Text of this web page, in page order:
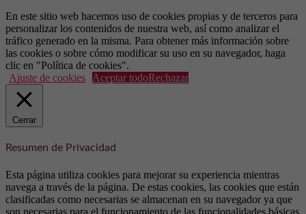
En este sitio web hacemos uso de cookies propias y de terceros para
personalizar los contenidos de nuestra web, así como analizar el
tráfico generado en la misma. Para obtener más información sobre
las cookies o sobre cómo modificar su uso en su navegador, haga
clic en "Política de cookies".
Ajuste de cookies
Aceptar todoRechazar
Cerrar
Resumen de Privacidad
Esta página utiliza cookies para mejorar su experiencia mientras
navega a través de la página. De estas cookies, las cookies que están
clasificadas como necesarias se almacenan en su navegador ya que